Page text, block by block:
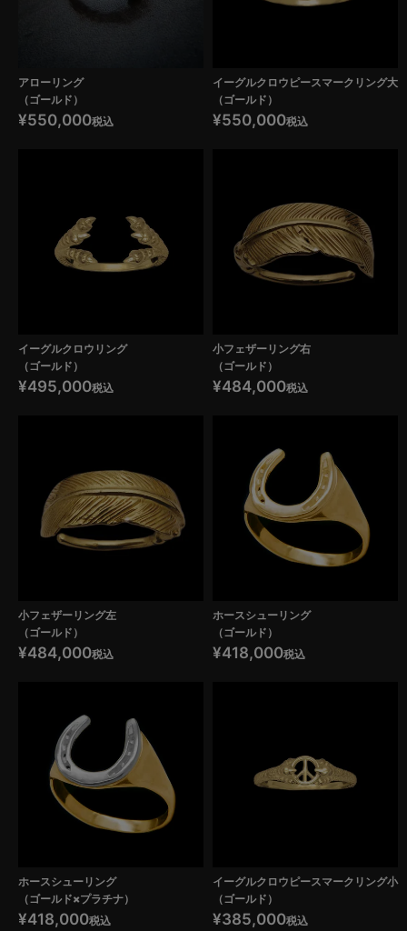
アローリング
（ゴールド）
¥550,000税込
イーグルクロウピースマークリング大
（ゴールド）
¥550,000税込
イーグルクロウリング
（ゴールド）
¥495,000税込
小フェザーリング右
（ゴールド）
¥484,000税込
小フェザーリング左
（ゴールド）
¥484,000税込
ホースシューリング
（ゴールド）
¥418,000税込
ホースシューリング
（ゴールド×プラチナ）
¥418,000税込
イーグルクロウピースマークリング小
（ゴールド）
¥385,000税込